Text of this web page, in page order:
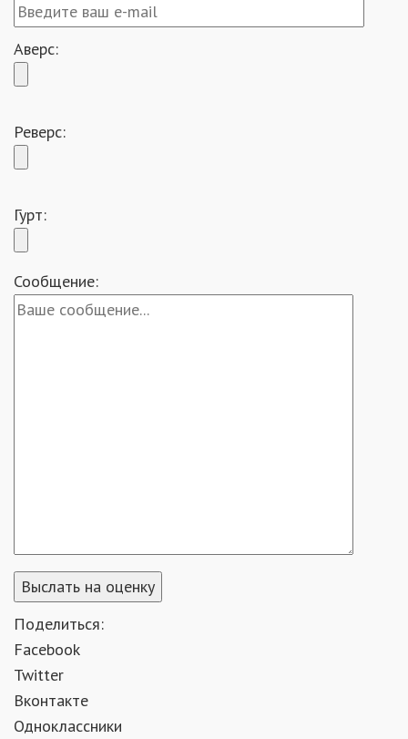
Аверс:
Реверс:
Гурт:
Сообщение:
Поделиться:
Facebook
Twitter
Вконтакте
Одноклассники